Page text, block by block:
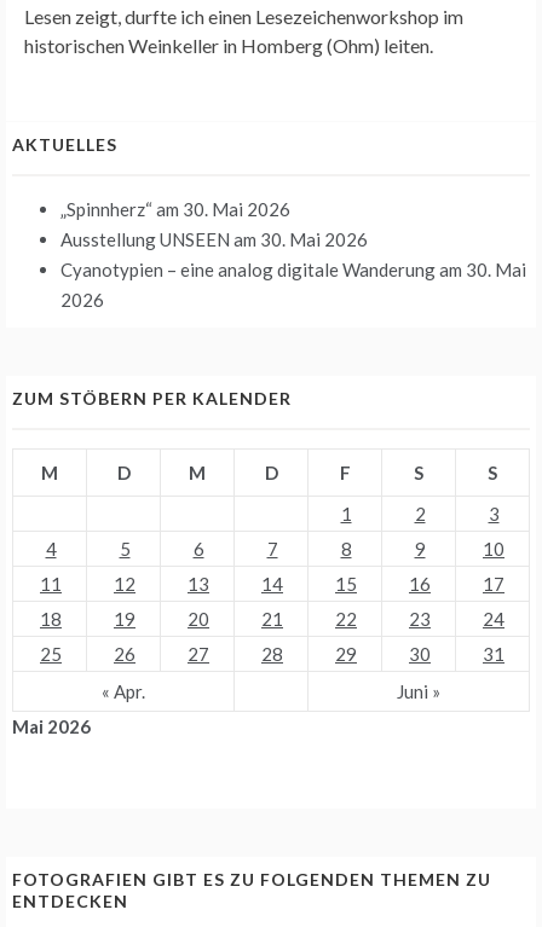
Lesen zeigt, durfte ich einen Lesezeichenworkshop im
historischen Weinkeller in Homberg (Ohm) leiten.
AKTUELLES
„Spinnherz“ am 30. Mai 2026
Ausstellung UNSEEN am 30. Mai 2026
Cyanotypien – eine analog digitale Wanderungam 30. Mai
2026
ZUM STÖBERN PER KALENDER
Mai 2026
M D M D F S
S
1
2
3
4
5 6 7 8 9
10
11
12 13 14 15 16
17
18
19 20 21 22 23
24
25
26 27 28 29 30
31
« Apr.
Juni »
FOTOGRAFIEN GIBT ES ZU FOLGENDEN THEMEN ZU
ENTDECKEN